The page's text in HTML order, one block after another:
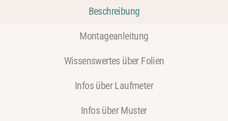
Beschreibung
Montageanleitung
Wissenswertes über Folien
Infos über Laufmeter
Infos über Muster